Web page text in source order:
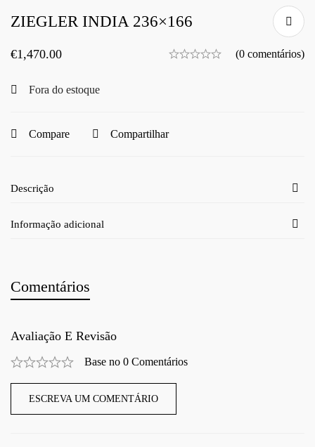
ZIEGLER INDIA 236×166
€1,470.00 (0 comentários)
Fora do estoque
Compare Compartilhar
Descrição
Informação adicional
Comentários
Avaliação E Revisão
Base no 0 Comentários
ESCREVA UM COMENTÁRIO